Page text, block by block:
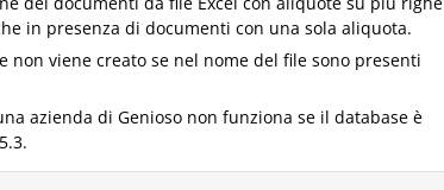
in presenza di documenti con una sola aliquota.
non viene creato se nel nome del file sono presenti
azienda di Genioso non funziona se il database è